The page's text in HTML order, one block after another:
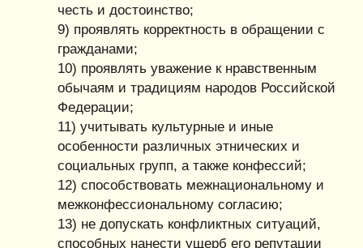
честь и достоинство;
9) проявлять корректность в обращении с
гражданами;
10) проявлять уважение к нравственным
обычаям и традициям народов Российской
Федерации;
11) учитывать культурные и иные
особенности различных этнических и
социальных групп, а также конфессий;
12) способствовать межнациональному и
межконфессиональному согласию;
13) не допускать конфликтных ситуаций,
способных нанести ущерб его репутации